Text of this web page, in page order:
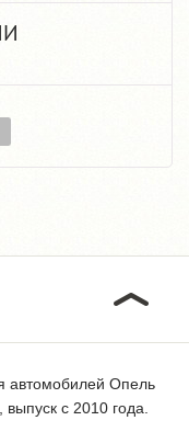
автомобилей Опель
с 2010 года.